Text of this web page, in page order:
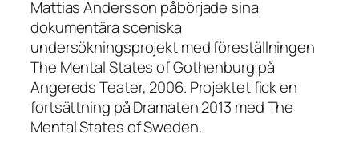
Mattias Andersson påbörjade sina
dokumentära sceniska
undersökningsprojekt med föreställningen
The Mental States of Gothenburg på
Angereds Teater, 2006. Projektet fick en
fortsättning på Dramaten 2013 med The
Mental States of Sweden.